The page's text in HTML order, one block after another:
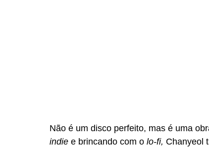
Não é um disco perfeito, mas é uma
indie e brincando com o lo-fi, Chanyeol